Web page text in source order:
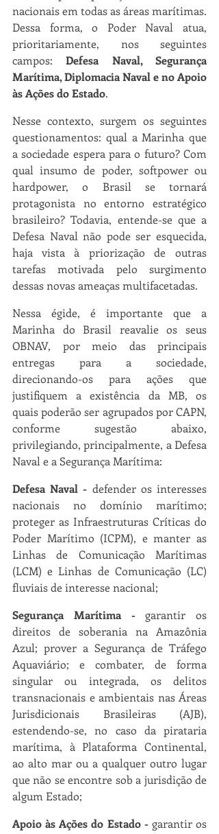
nacionais em todas as áreas marítimas.
Dessa forma, o Poder Naval atua,
prioritariamente, nos seguintes
campos: Defesa Naval, Segurança
Marítima, Diplomacia Naval e no Apoio
às Ações do Estado.
Nesse contexto, surgem os seguintes
questionamentos: qual a Marinha que
a sociedade espera para o futuro? Com
qual insumo de poder, softpower ou
hardpower, o Brasil se tornará
protagonista no entorno estratégico
brasileiro? Todavia, entende-se que a
Defesa Naval não pode ser esquecida,
haja vista à priorização de outras
tarefas motivada pelo surgimento
dessas novas ameaças multifacetadas.
Nessa égide, é importante que a
Marinha do Brasil reavalie os seus
OBNAV, por meio das principais
entregas para a sociedade,
direcionando-os para ações que
justifiquem a existência da MB, os
quais poderão ser agrupados por CAPN,
conforme sugestão abaixo,
privilegiando, principalmente, a Defesa
Naval e a Segurança Marítima:
Defesa Naval - defender os interesses
nacionais no domínio marítimo;
proteger as Infraestruturas Críticas do
Poder Marítimo (ICPM), e manter as
Linhas de Comunicação Marítimas
(LCM) e Linhas de Comunicação (LC)
fluviais de interesse nacional;
Segurança Marítima - garantir os
direitos de soberania na Amazônia
Azul; prover a Segurança de Tráfego
Aquaviário; e combater, de forma
singular ou integrada, os delitos
transnacionais e ambientais nas Áreas
Jurisdicionais Brasileiras (AJB),
estendendo-se, no caso da pirataria
marítima, à Plataforma Continental,
ao alto mar ou a qualquer outro lugar
que não se encontre sob a jurisdição de
algum Estado;
Apoio às Ações do Estado - garantir os